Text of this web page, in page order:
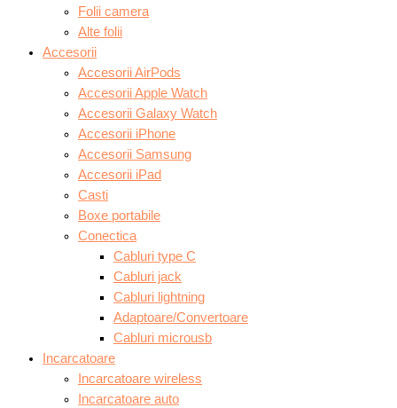
Folii camera
Alte folii
Accesorii
Accesorii AirPods
Accesorii Apple Watch
Accesorii Galaxy Watch
Accesorii iPhone
Accesorii Samsung
Accesorii iPad
Casti
Boxe portabile
Conectica
Cabluri type C
Cabluri jack
Cabluri lightning
Adaptoare/Convertoare
Cabluri microusb
Incarcatoare
Incarcatoare wireless
Incarcatoare auto